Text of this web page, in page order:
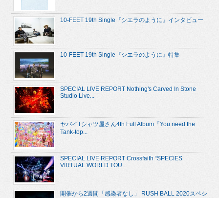
10-FEET 19th Single『シエラのように』インタビュー
10-FEET 19th Single『シエラのように』特集
SPECIAL LIVE REPORT Nothing's Carved In Stone
Studio Live...
ヤバイTシャツ屋さん4th Full Album『You need the
Tank-top...
SPECIAL LIVE REPORT Crossfaith “SPECIES
VIRTUAL WORLD TOU...
開催から2週間「感染者なし」 RUSH BALL 2020スペシ